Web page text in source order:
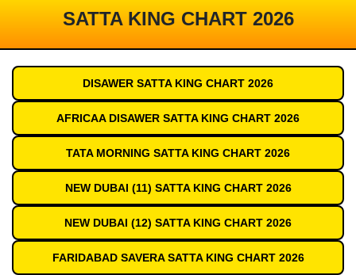
SATTA KING CHART 2026
DISAWER SATTA KING CHART 2026
AFRICAA DISAWER SATTA KING CHART 2026
TATA MORNING SATTA KING CHART 2026
NEW DUBAI (11) SATTA KING CHART 2026
NEW DUBAI (12) SATTA KING CHART 2026
FARIDABAD SAVERA SATTA KING CHART 2026